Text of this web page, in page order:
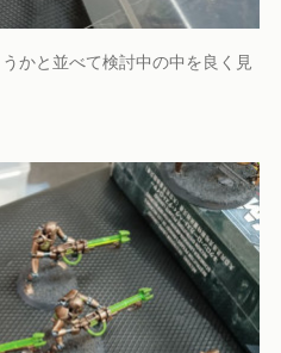
かと並べて検討中の中を良く見